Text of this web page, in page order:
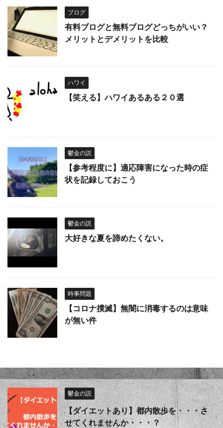
ブログ
有料ブログと無料ブログどっちがいい？
メリットとデメリットを比較
ハワイ
【笑える】ハワイあるある２０選
鬱金の説
【参考程度に】適応障害になった時の症
状を記録しておこう
鬱金の説
大好きな夏を諦めたくない。
時事問題
【コロナ撲滅】無闇に消毒するのは意味
が無い件
鬱金の説
【ダイエットあり】都内散歩を・・・さ
せてくれませんか・・・？